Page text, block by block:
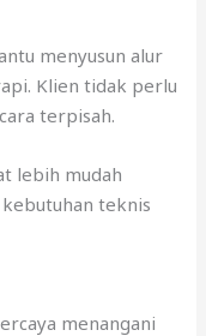
menyusun alur
Klien tidak perlu
terpisah.
lebih mudah
teknis
menangani